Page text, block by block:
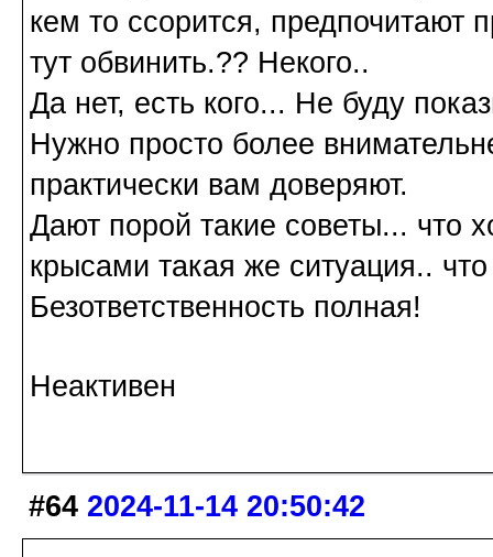
кем то ссорится, предпочитают
тут обвинить.?? Некого..
Да нет, есть кого... Не буду
Нужно просто более
практически вам доверяют.
Дают порой такие советы... что
крысами такая же ситуация..
Безответственность полная!
Неактивен
#64 2024-11-14 20:50:42